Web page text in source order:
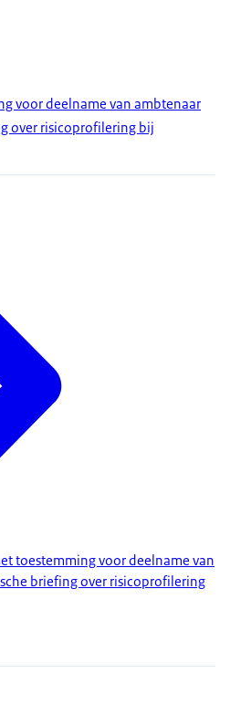
voor deelname van ambtenaar
over risicoprofilering bij
toestemming voor deelname van
briefing over risicoprofilering